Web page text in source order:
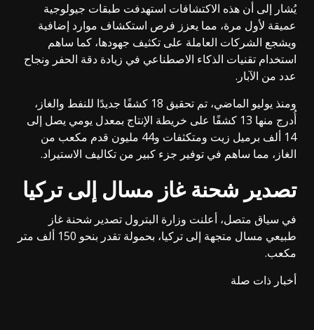
يُشار إلى أن هذه الاكتشافات استهدفت طبقات جيولوجية
عميقة لأول مرة، مما يعزز فرص استكشاف موارد إضافية
ويشجع الشركات العاملة على تكثيف جهودها، كما ساهم
استخدام تقنيات الذكاء الاصطناعي في زيادة دقة الحفر ونجاح
عدد من الآبار.
ومنذ يوليو الماضي، تم تحقيق 18 كشفًا جديدًا للنفط والغاز،
أُدرج منها 13 كشفًا على خريطة الإنتاج بمعدل يومي يصل إلى
14 ألف برميل زيت ومتكثفات و44 مليون قدم مكعب من
الغاز، مما ساهم في توفير جزء كبير من تكاليف الاستيراد.
تصدير شحنة غاز مسال إلى تركيا
في سياق متصل، أعلنت وزارة البترول تصدير شحنة غاز
طبيعي مسال متجهة إلى تركيا، بحمولة تقدر بنحو 150 ألف متر
مكعب.
أخبار ذات صلة